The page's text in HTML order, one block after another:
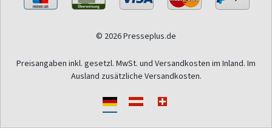
© 2026 Presseplus.de
Preisangaben inkl. gesetzl. MwSt. und Versandkosten im Inland. Im
Ausland zusätzliche Versandkosten.